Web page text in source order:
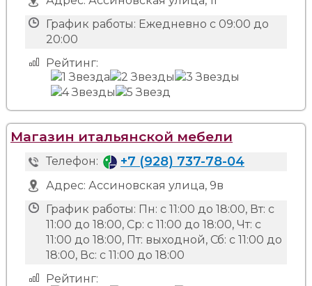
График работы: Ежедневно с 09:00 до
20:00
Рейтинг:
Магазин итальянской мебели
Телефон: +7 (928) 737-78-04
Адрес: Ассиновская улица, 9в
График работы: Пн: с 11:00 до 18:00, Вт: с
11:00 до 18:00, Ср: с 11:00 до 18:00, Чт: с
11:00 до 18:00, Пт: выходной, Сб: с 11:00 до
18:00, Вс: с 11:00 до 18:00
Рейтинг: